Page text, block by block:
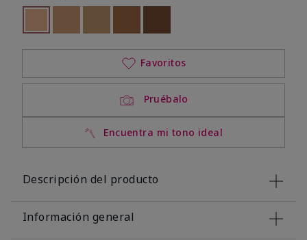
seleccionado
Out of stock
Pruébalo
Encuentra mi tono ideal
Favoritos
Descripción del producto
Información general